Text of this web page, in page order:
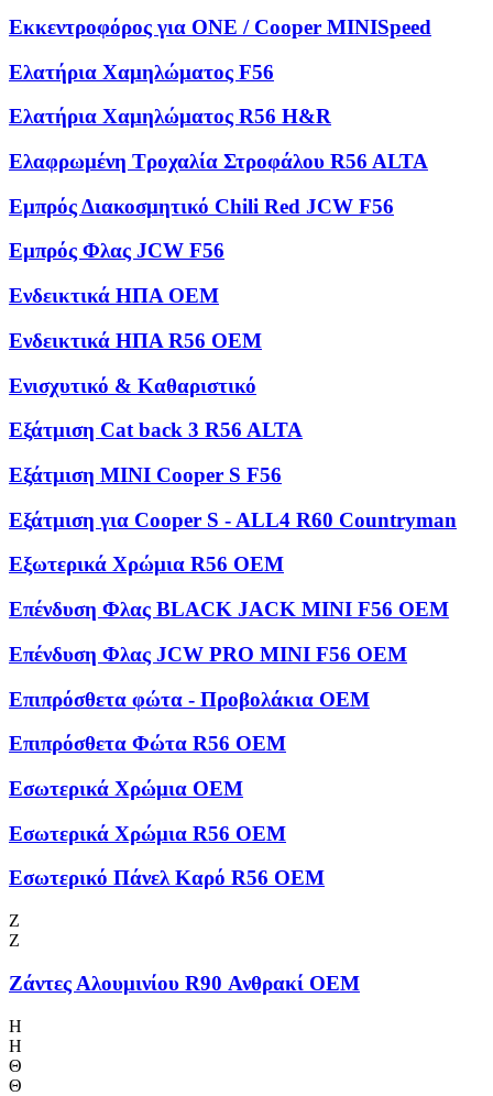
Εκκεντροφόρος για ONE / Cooper MINISpeed
Ελατήρια Χαμηλώματος F56
Ελατήρια Χαμηλώματος R56 H&R
Ελαφρωμένη Τροχαλία Στροφάλου R56 ALTA
Εμπρός Διακοσμητικό Chili Red JCW F56
Εμπρός Φλας JCW F56
Ενδεικτικά ΗΠΑ OEM
Ενδεικτικά ΗΠΑ R56 OEM
Ενισχυτικό & Καθαριστικό
Εξάτμιση Cat back 3 R56 ALTA
Εξάτμιση MINI Cooper S F56
Εξάτμιση για Cooper S - ALL4 R60 Countryman
Εξωτερικά Χρώμια R56 OEM
Επένδυση Φλας BLACK JACK MINI F56 OEM
Επένδυση Φλας JCW PRO MINI F56 OEM
Επιπρόσθετα φώτα - Προβολάκια OEM
Επιπρόσθετα Φώτα R56 OEM
Εσωτερικά Χρώμια OEM
Εσωτερικά Χρώμια R56 OEM
Εσωτερικό Πάνελ Καρό R56 OEM
Ζ
Ζ
Ζάντες Αλουμινίου R90 Ανθρακί OEM
Η
Η
Θ
Θ